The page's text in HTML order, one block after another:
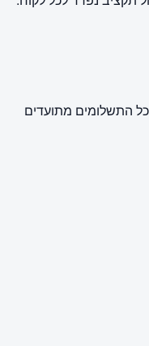
כל התשלומים מתועדים